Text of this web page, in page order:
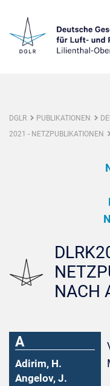
DGLR PUBLIKATIONEN
2021 - NETZPUBLIKATIONEN
NACH
A
Adirim, H.
Angelov, J.